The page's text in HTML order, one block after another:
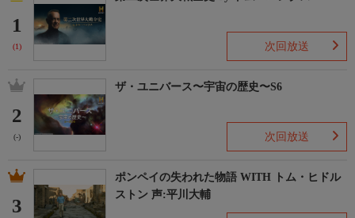
1
(1) 次回放送
2
(-)
ザ・ユニバース〜宇宙の歴史〜S6
次回放送
3
ポンペイの失われた物語 WITH トム・ヒドル
ストン 声:平川大輔